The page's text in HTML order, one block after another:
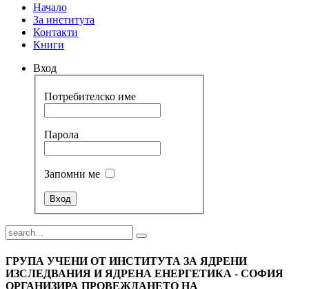
Начало
За института
Контакти
Книги
Вход
Потребителско име
Парола
Запомни ме
ГРУПА УЧЕНИ ОТ ИНСТИТУТА ЗА ЯДРЕНИ
ИЗСЛЕДВАНИЯ И ЯДРЕНА ЕНЕРГЕТИКА - СОФИЯ
ОРГАНИЗИРА ПРОВЕЖДАНЕТО НА